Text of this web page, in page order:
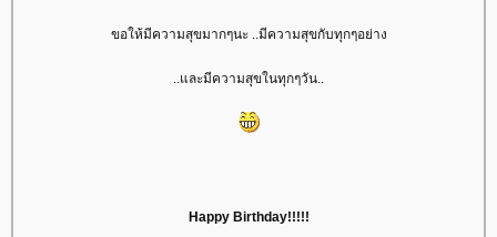
ขอให้มีความสุขมากๆนะ ..มีความสุขกับทุกๆอย่าง
..และมีความสุขในทุกๆวัน..
Happy Birthday!!!!!